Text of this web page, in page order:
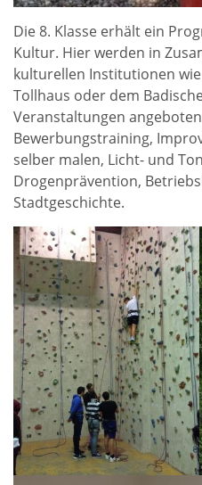
Die 8. Klasse erhält ein
Kultur. Hier werden in
kulturellen Institutionen
Tollhaus oder dem
Veranstaltungen
Bewerbungstraining,
selber malen, Licht- und
Drogenprävention,
Stadtgeschichte.